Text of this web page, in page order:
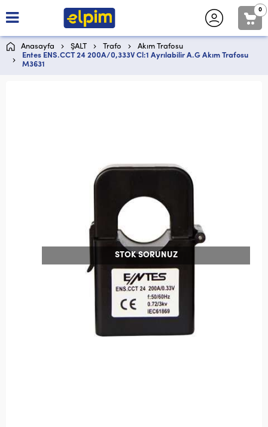
0
Anasayfa ŞALT Trafo
Akım Trafosu
Entes ENS.CCT 24 200A/0,333V Cl:1 Ayrılabilir A.G Akım Trafosu
M3631
STOK SORUNUZ